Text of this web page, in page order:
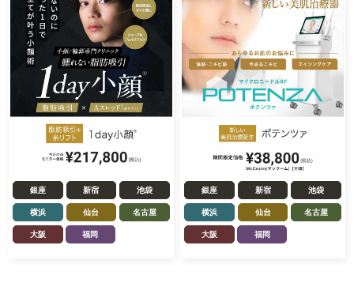
銀座 新宿 池袋
横浜 仙台 名古屋
大阪 福岡
銀座 新宿 池袋
横浜 仙台 名古屋
大阪 福岡